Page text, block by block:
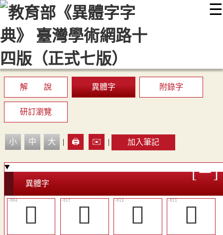
☰
::: 最新消息 常見問題 編輯說明
顯示模式
解 說 異體字 附錄字
研訂瀏覽
小 中 大 | 🖨️ ✉️ | 加入筆記
異體字
𠀄 󵔺 󵔷
󵔵